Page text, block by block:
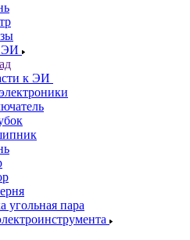
ЭИ
к ЭИ
угольная пара